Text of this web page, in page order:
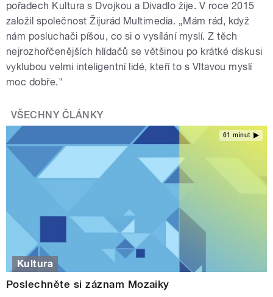
pořadech Kultura s Dvojkou a Divadlo žije. V roce 2015
založil společnost Žijurád Multimedia. „Mám rád, když
nám posluchači píšou, co si o vysílání myslí. Z těch
nejrozhořčenějších hlídačů se většinou po krátké diskusi
vyklubou velmi inteligentní lidé, kteří to s Vltavou myslí
moc dobře."
VŠECHNY ČLÁNKY
61 minut
Kultura
Poslechněte si záznam Mozaiky